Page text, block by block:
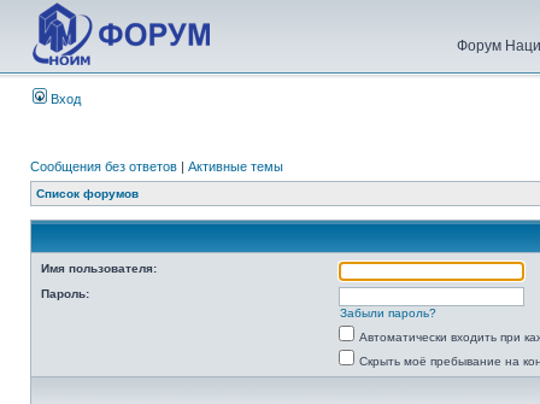
Форум
Вход
Сообщения без ответов | Активные темы
Список форумов
Имя пользователя:
Пароль:
Забыли пароль?
Автоматически входить при
Скрыть моё пребывание на